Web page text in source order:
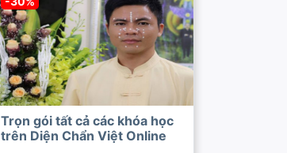
Trọn gói tất cả các khóa học
trên Diện Chẩn Việt Online